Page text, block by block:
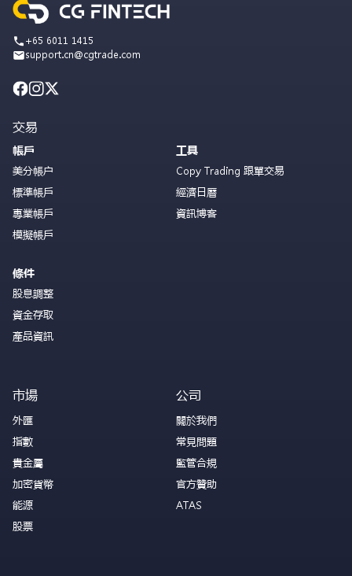
+65 6011 1415
support.cn@cgtrade.com
交易
帳戶
美分帳户
標準帳戶
專業帳戶
模擬帳戶
條件
股息調整
資金存取
產品資訊
工具
Copy Trading 跟單交易
經濟日曆
資訊博客
市場
外匯
指數
貴金屬
加密貨幣
能源
股票
公司
關於我們
常見問題
監管合規
官方贊助
ATAS